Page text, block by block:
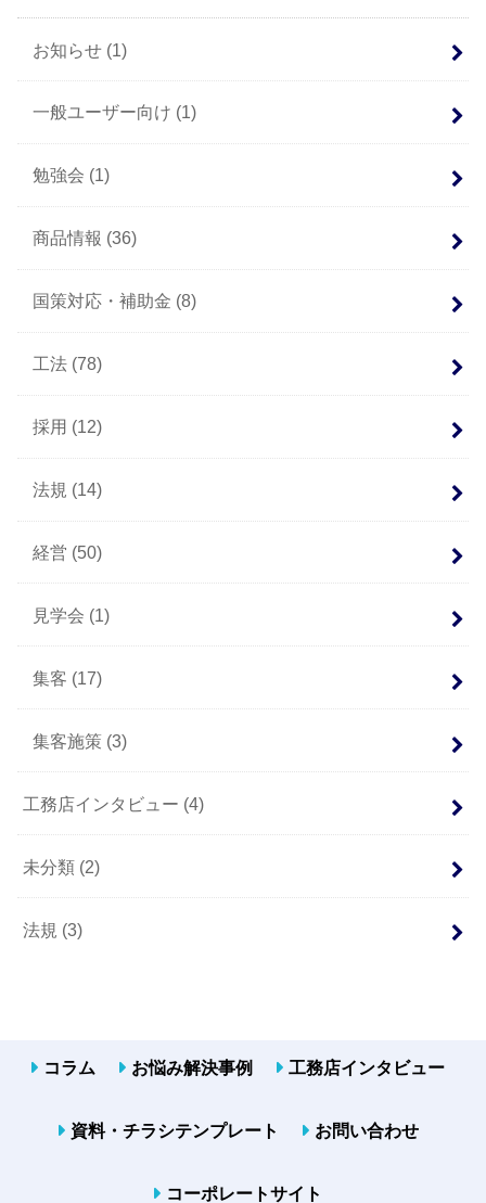
お知らせ (1)
一般ユーザー向け (1)
勉強会 (1)
商品情報 (36)
国策対応・補助金 (8)
工法 (78)
採用 (12)
法規 (14)
経営 (50)
見学会 (1)
集客 (17)
集客施策 (3)
工務店インタビュー (4)
未分類 (2)
法規 (3)
コラム お悩み解決事例 工務店インタビュー
資料・チラシテンプレート お問い合わせ
コーポレートサイト